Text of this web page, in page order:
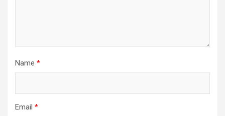
Name *
Email *